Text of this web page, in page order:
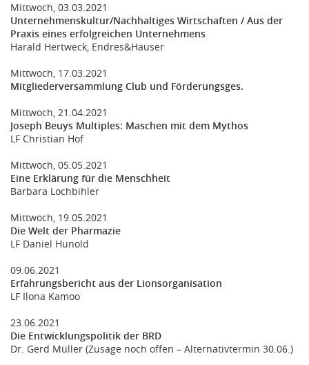
Mittwoch, 03.03.2021
Unternehmenskultur/Nachhaltiges Wirtschaften / Aus der
Praxis eines erfolgreichen Unternehmens
Harald Hertweck, Endres&Hauser
Mittwoch, 17.03.2021
Mitgliederversammlung Club und Förderungsges.
Mittwoch, 21.04.2021
Joseph Beuys Multiples: Maschen mit dem Mythos
LF Christian Hof
Mittwoch, 05.05.2021
Eine Erklärung für die Menschheit
Barbara Lochbihler
Mittwoch, 19.05.2021
Die Welt der Pharmazie
LF Daniel Hunold
09.06.2021
Erfahrungsbericht aus der Lionsorganisation
LF Ilona Kamoo
23.06.2021
Die Entwicklungspolitik der BRD
Dr. Gerd Müller (Zusage noch offen – Alternativtermin 30.06.)